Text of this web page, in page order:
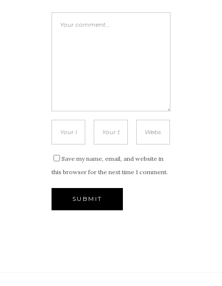
Save my name, email, and website in
this browser for the next time I comment.